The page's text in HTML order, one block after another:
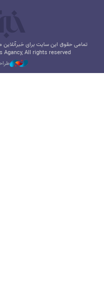
تمامی حقوق این سایت برای
Agancy, All rights reserved